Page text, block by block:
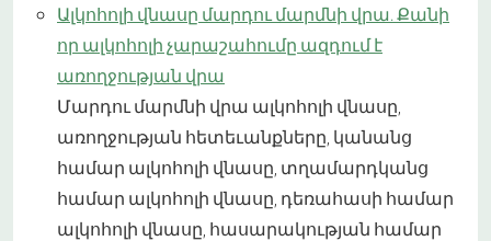
Ալկոհոլի վնասը մարդու մարմնի վրա. Քանի
որ ալկոհոլի չարաշահումը ազդում է
առողջության վրա
Մարդու մարմնի վրա ալկոհոլի վնասը,
առողջության հետեւանքները, կանանց
համար ալկոհոլի վնասը, տղամարդկանց
համար ալկոհոլի վնասը, դեռահասի համար
ալկոհոլի վնասը, հասարակության համար